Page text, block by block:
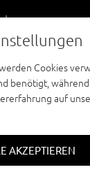
EN
vonUlrich Huber
Cookies
benötigt,
auf
AKZEPTIEREN